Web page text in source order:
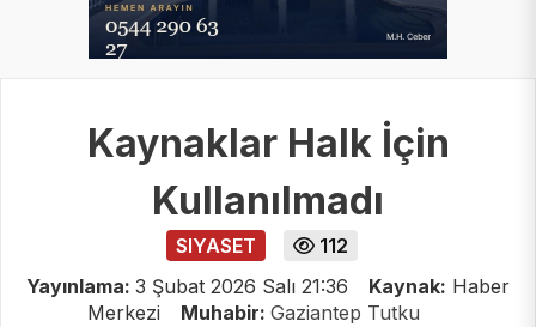
Kaynaklar Halk İçin
Kullanılmadı
SIYASET
112
Yayınlama: 3 Şubat 2026 Salı 21:36 Kaynak: Haber
Merkezi
Muhabir: Gaziantep Tutku